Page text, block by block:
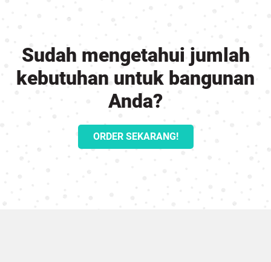
Sudah mengetahui jumlah
kebutuhan untuk bangunan
Anda?
ORDER SEKARANG!